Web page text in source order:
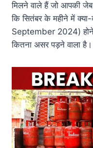
मिलने वाले हैं जो आपकी
कि सितंबर के महीने में
September 2024)
कितना असर पड़ने वाला है।